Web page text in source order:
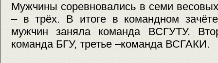
Мужчины соревновались в семи
– в трёх. В итоге в командном
мужчин заняла команда ВСГУТУ.
команда БГУ, третье –команда ВСГАКИ.